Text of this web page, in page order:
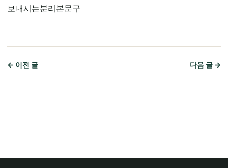
보내시는분리본문구
← 이전 글 다음 글 →